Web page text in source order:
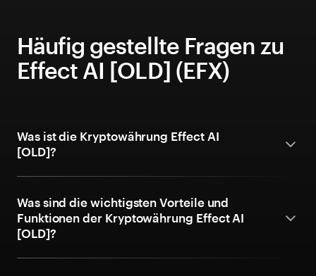
Häufig gestellte Fragen zu
Effect AI [OLD] (EFX)
Was ist die Kryptowährung Effect AI
[OLD]?
Was sind die wichtigsten Vorteile und
Funktionen der Kryptowährung Effect AI
[OLD]?